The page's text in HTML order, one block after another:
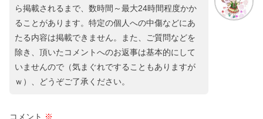
ら掲載されるまで、数時間～最大24時間程度かか
ることがあります。特定の個人への中傷などにあ
たる内容は掲載できません。また、ご質問などを
除き、頂いたコメントへのお返事は基本的にして
いませんので（気まぐれですることもありますが
ｗ）、どうぞご了承ください。
コメント ※